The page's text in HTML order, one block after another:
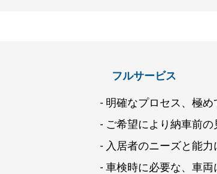
フルサービス
- 明確なプロセス、極め
- ご希望により納車前の
- 入居者のニーズと能力
- 車検時に必要な、車両